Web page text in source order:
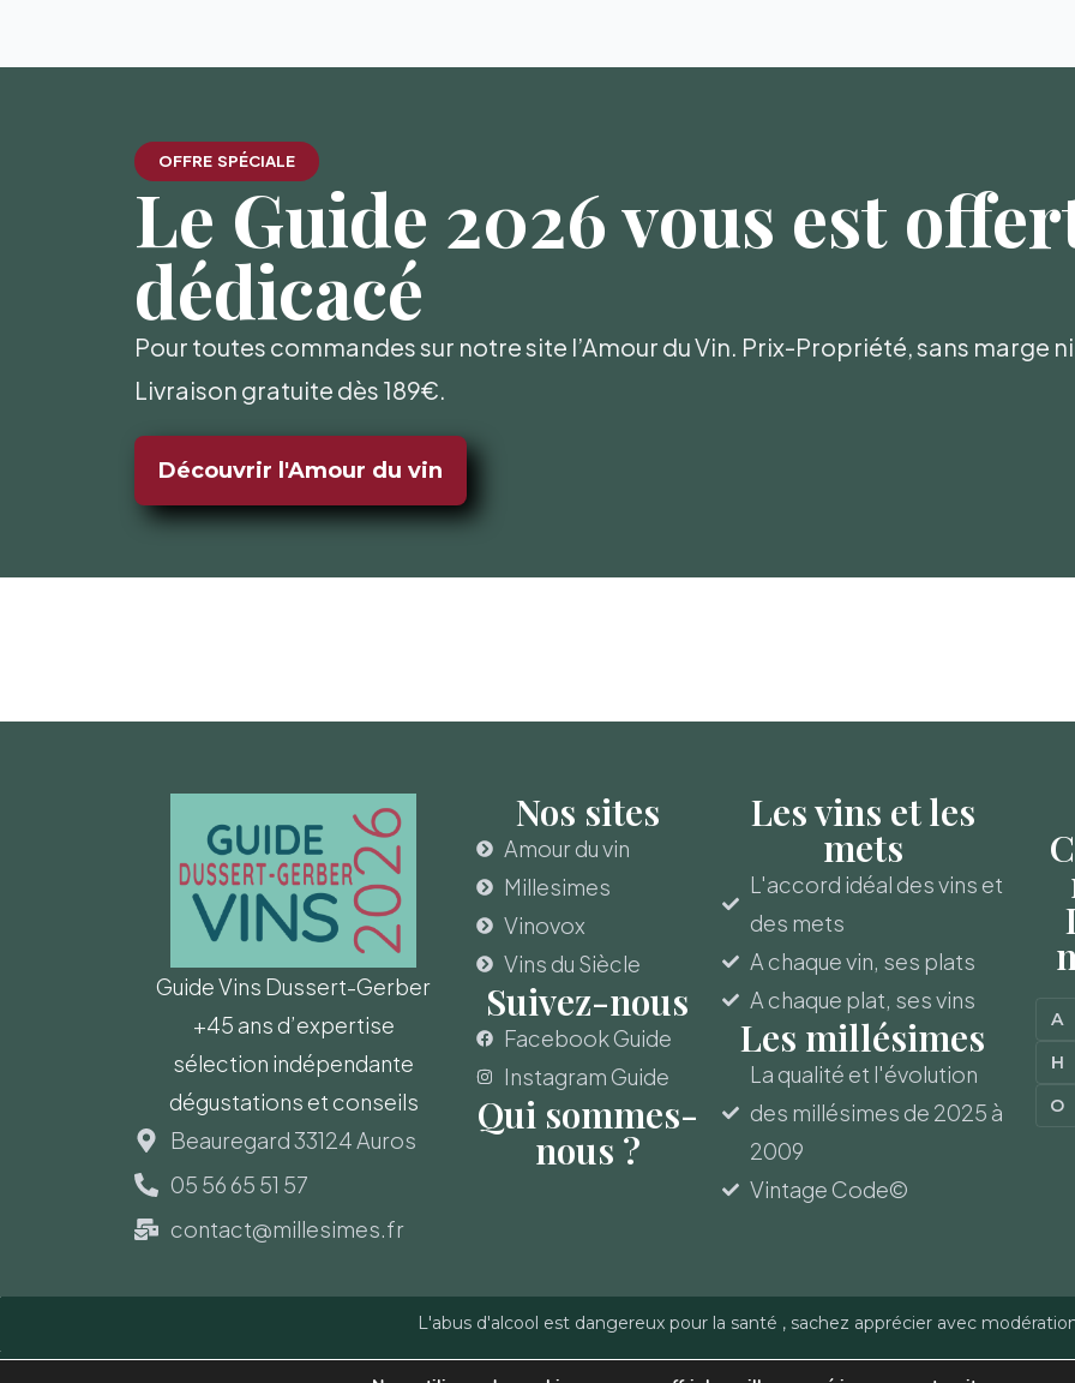
OFFRE SPÉCIALE
Le Guide 2026 vous est
dédicacé
Pour toutes commandes sur notre site l’Amour du Vin. Prix-Propriété, sans marge
Livraison gratuite dès 189€.
Découvrir l'Amour du vin
Guide Vins Dussert-Gerber
+45 ans d’expertise
sélection indépendante
dégustations et conseils
Beauregard 33124 Auros
05 56 65 51 57
contact@millesimes.fr
Nos sites
Amour du vin
Millesimes
Vinovox
Vins du Siècle
Suivez-nous
Facebook Guide
Instagram Guide
Qui sommes-
nous ?
Les vins et les
mets
L'accord idéal des vins et
des mets
A chaque vin, ses plats
A chaque plat, ses vins
Les millésimes
La qualité et l'évolution
des millésimes de 2025 à
2009
Vintage Code©
A
H
O
L'abus d'alcool est dangereux pour la santé , sachez apprécier avec
Copyright © Guide des Vins - Sas Millésimes et Dussert-Gerber - Reproduction Politique de confidentialité